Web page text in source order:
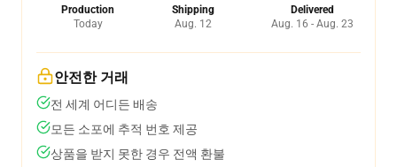
Production
Today
Shipping
Aug. 12
Delivered
Aug. 16 - Aug. 23
안전한 거래
전 세계 어디든 배송
모든 소포에 추적 번호 제공
상품을 받지 못한 경우 전액 환불